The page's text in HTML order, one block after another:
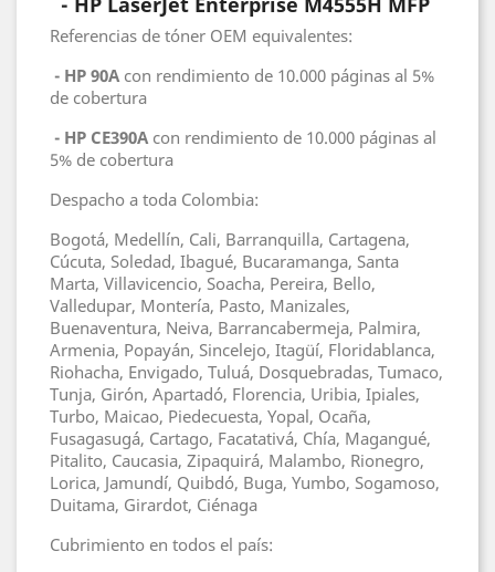
Referencias de tóner OEM equivalentes:
- HP 90A con rendimiento de 10.000 páginas al 5%
de cobertura
- HP CE390A con rendimiento de 10.000 páginas al
5% de cobertura
Despacho a toda Colombia:
Bogotá, Medellín, Cali, Barranquilla, Cartagena,
Cúcuta, Soledad, Ibagué, Bucaramanga, Santa
Marta, Villavicencio, Soacha, Pereira, Bello,
Valledupar, Montería, Pasto, Manizales,
Buenaventura, Neiva, Barrancabermeja, Palmira,
Armenia, Popayán, Sincelejo, Itagüí, Floridablanca,
Riohacha, Envigado, Tuluá, Dosquebradas, Tumaco,
Tunja, Girón, Apartadó, Florencia, Uribia, Ipiales,
Turbo, Maicao, Piedecuesta, Yopal, Ocaña,
Fusagasugá, Cartago, Facatativá, Chía, Magangué,
Pitalito, Caucasia, Zipaquirá, Malambo, Rionegro,
Lorica, Jamundí, Quibdó, Buga, Yumbo, Sogamoso,
Duitama, Girardot, Ciénaga
Cubrimiento en todos el país: